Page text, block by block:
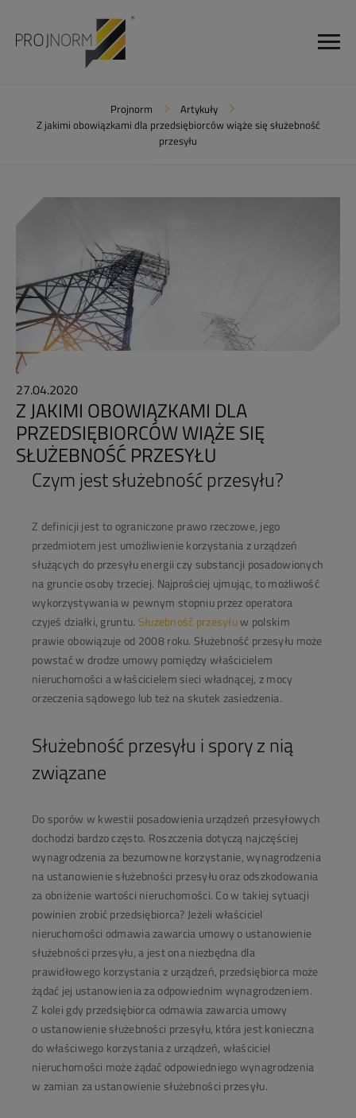
Projnorm
Artykuły
Z jakimi obowiązkami dla przedsiębiorców wiąże się służebność
przesyłu
27.04.2020
Z JAKIMI OBOWIĄZKAMI DLA
PRZEDSIĘBIORCÓW WIĄŻE SIĘ
SŁUŻEBNOŚĆ PRZESYŁU
Czym jest służebność przesyłu?
Z definicji jest to ograniczone prawo rzeczowe, jego
przedmiotem jest umożliwienie korzystania z urządzeń
służących do przesyłu energii czy substancji posadowionych
na gruncie osoby trzeciej. Najprościej ujmując, to możliwość
wykorzystywania w pewnym stopniu przez operatora
czyjeś działki, gruntu. Służebność przesyłuw polskim
prawie obowiązuje od 2008 roku. Służebność przesyłu może
powstać w drodze umowy pomiędzy właścicielem
nieruchomości a właścicielem sieci władnącej, z mocy
orzeczenia sądowego lub też na skutek zasiedzenia.
Służebność przesyłu i spory z nią
związane
Do sporów w kwestii posadowienia urządzeń przesyłowych
dochodzi bardzo często. Roszczenia dotyczą najczęściej
wynagrodzenia za bezumowne korzystanie, wynagrodzenia
na ustanowienie służebności przesyłu oraz odszkodowania
za obniżenie wartości nieruchomości. Co w takiej sytuacji
powinien zrobić przedsiębiorca? Jeżeli właściciel
nieruchomości odmawia zawarcia umowy o ustanowienie
służebności przesyłu, a jest ona niezbędna dla
prawidłowego korzystania z urządzeń, przedsiębiorca może
żądać jej ustanowienia za odpowiednim wynagrodzeniem.
Z kolei gdy przedsiębiorca odmawia zawarcia umowy
o ustanowienie służebności przesyłu, która jest konieczna
do właściwego korzystania z urządzeń, właściciel
nieruchomości może żądać odpowiedniego wynagrodzenia
w zamian za ustanowienie służebności przesyłu.